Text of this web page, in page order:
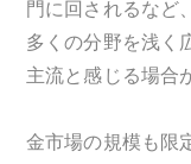
門に回されるなど
多くの分野を浅く
主流と感じる場合
金市場の規模も限